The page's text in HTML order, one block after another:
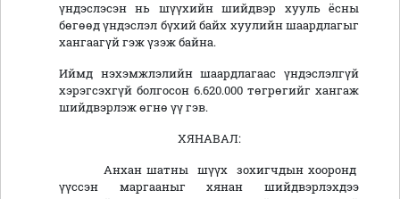
үндэслэсэн нь шүүхийн шийдвэр хууль ёсны
бөгөөд үндэслэл бүхий байх хуулийн шаардлагыг
хангаагүй гэж үзэж байна.
Иймд нэхэмжлэлийн шаардлагаас үндэслэлгүй
хэрэгсэхгүй болгосон 6.620.000 төгрөгийг хангаж
шийдвэрлэж өгнө үү гэв.
ХЯНАВАЛ:
Анхан шатны шүүх зохигчдын хооронд
үүссэн маргааныг хянан шийдвэрлэхдээ